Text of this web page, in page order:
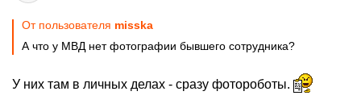
От пользователя misska
А что у МВД нет фотографии бывшего сотрудника?
У них там в личных делах - сразу фотороботы.